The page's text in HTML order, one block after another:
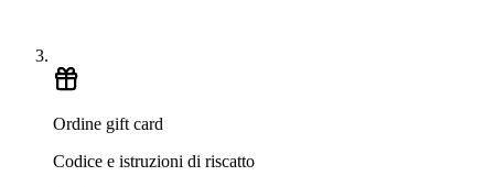
Ordine gift card
Codice e istruzioni di riscatto